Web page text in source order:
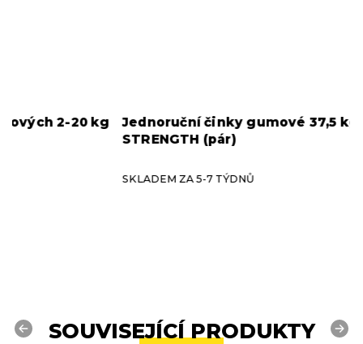
Jednoruční činky gumové 37,5 kg HAMMER
STRENGTH (pár)
SKLADEM ZA 5-7 TÝDNŮ
SOUVISEJÍCÍ PRODUKTY
Previous Next